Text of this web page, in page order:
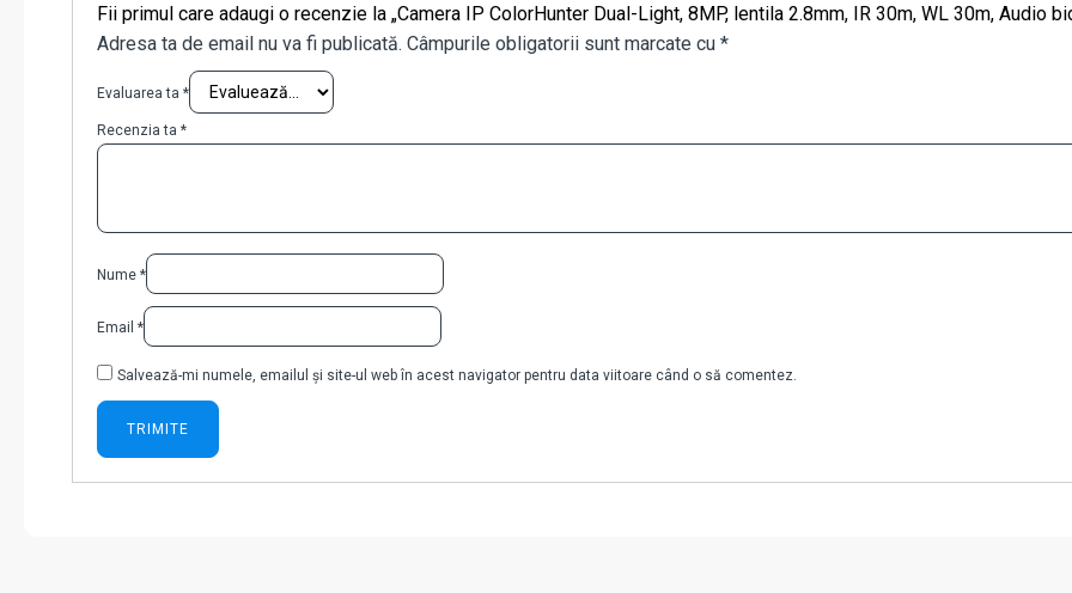
Fii primul care adaugi o recenzie la „Camera IP ColorHunter Dual-Light, 8MP, lentila 2.8mm, IR 30m, WL 30m, Audio
Adresa ta de email nu va fi publicată. Câmpurile obligatorii sunt marcate cu *
Evaluarea ta *
Recenzia ta *
Nume *
Email *
Salvează-mi numele, emailul și site-ul web în acest navigator pentru data viitoare când o să comentez.